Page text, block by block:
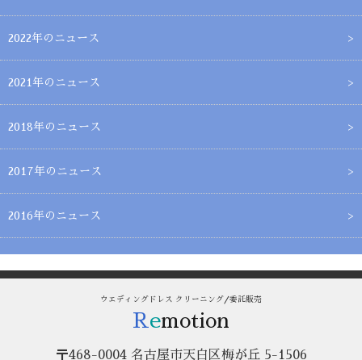
2022年のニュース
2021年のニュース
2018年のニュース
2017年のニュース
2016年のニュース
ウエディングドレス クリーニング/委託販売
Remotion
〒468-0004 名古屋市天白区梅が丘 5-1506